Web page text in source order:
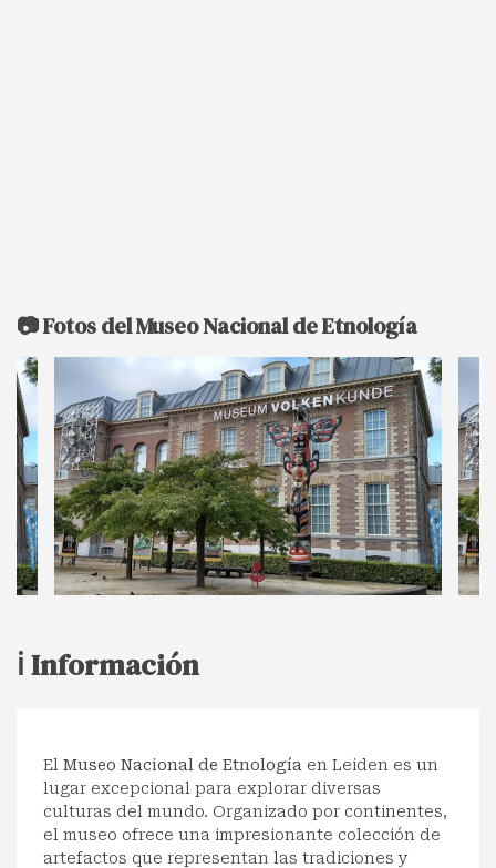
📷 Fotos del Museo Nacional de Etnología
ℹ️ Información
El Museo Nacional de Etnología en Leiden es un
lugar excepcional para explorar diversas
culturas del mundo. Organizado por continentes,
el museo ofrece una impresionante colección de
artefactos que representan las tradiciones y